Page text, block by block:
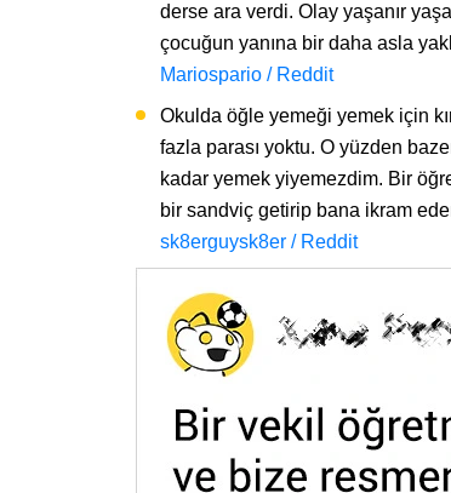
derse ara verdi. Olay yaşanır
çocuğun yanına bir daha asla
Mariospario / Reddit
Okulda öğle yemeği yemek için
fazla parası yoktu. O yüzden
kadar yemek yiyemezdim. Bir
bir sandviç getirip bana ikram
sk8erguysk8er / Reddit